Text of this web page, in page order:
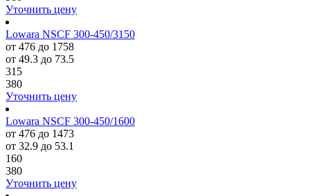
Уточнить цену
Lowara NSCF 300-450/3150
от 476 до 1758
от 49.3 до 73.5
315
380
Уточнить цену
Lowara NSCF 300-450/1600
от 476 до 1473
от 32.9 до 53.1
160
380
Уточнить цену